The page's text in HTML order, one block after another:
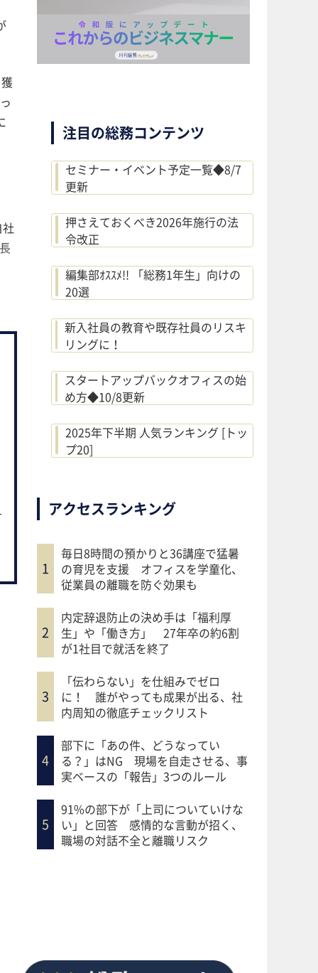
注目の総務コンテンツ
セミナー・イベント予定一覧◆8/7
更新
押さえておくべき2026年施行の法
令改正
編集部ｵｽｽﾒ!! 「総務1年生」向けの
20選
新入社員の教育や既存社員のリスキ
リングに！
スタートアップバックオフィスの始
め方◆10/8更新
2025年下半期 人気ランキング [トッ
プ20]
アクセスランキング
毎日8時間の預かりと36講座で猛暑
の育児を支援 オフィスを学童化、
従業員の離職を防ぐ効果も
内定辞退防止の決め手は「福利厚
生」や「働き方」 27年卒の約6割
が1社目で就活を終了
「伝わらない」を仕組みでゼロ
に！ 誰がやっても成果が出る、社
内周知の徹底チェックリスト
部下に「あの件、どうなってい
る？」はNG 現場を自走させる、事
実ベースの「報告」3つのルール
91%の部下が「上司についていけな
い」と回答 感情的な言動が招く、
職場の対話不全と離職リスク